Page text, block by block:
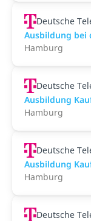
Deutsche
Ausbildung bei
Hamburg
Deutsche
Ausbildung
Hamburg
Deutsche
Ausbildung
Hamburg
Deutsche